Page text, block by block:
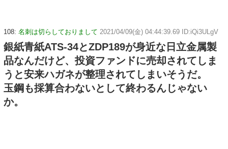
108: 名刺は切らしておりまして 2021/04/09(金) 04:44:39.69 ID:iQi3ULgV
銀紙青紙ATS-34とZDP189が身近な日立金属製
品なんだけど、投資ファンドに売却されてしま
うと安来ハガネが整理されてしまいそうだ。
玉鋼も採算合わないとして終わるんじゃない
か。